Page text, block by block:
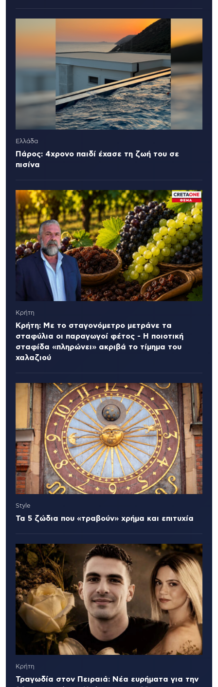
Ελλάδα
Πάρος: 4χρονο παιδί έχασε τη ζωή του σε
πισίνα
Κρήτη
Κρήτη: Με το σταγονόμετρο μετράνε τα
σταφύλια οι παραγωγοί φέτος - Η ποιοτική
σταφίδα «πληρώνει» ακριβά το τίμημα του
χαλαζιού
Style
Τα 5 ζώδια που «τραβούν» χρήμα και επιτυχία
Κρήτη
Τραγωδία στον Πειραιά: Νέα ευρήματα για την